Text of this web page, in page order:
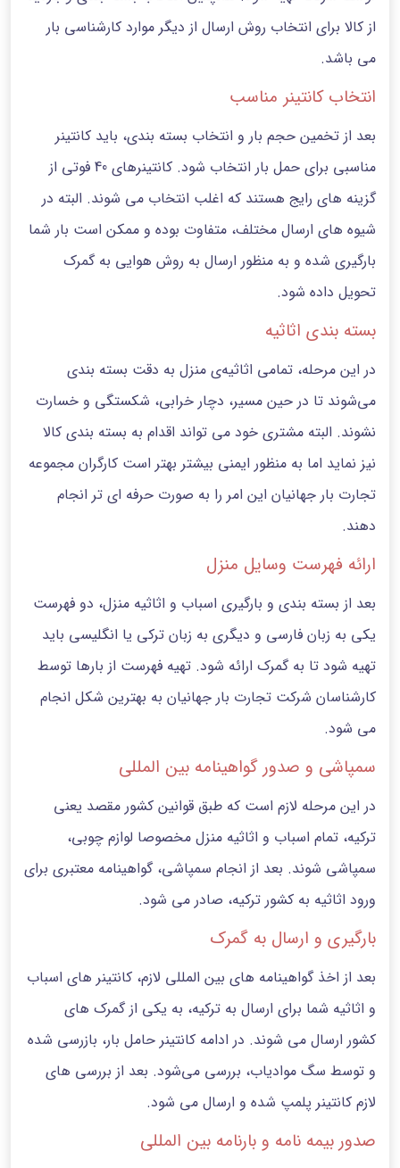
از کالا برای انتخاب روش ارسال از دیگر موارد کارشناسی بار
می باشد.
انتخاب کانتینر مناسب
بعد از تخمین حجم بار و انتخاب بسته بندی، باید کانتینر
مناسبی برای حمل بار انتخاب شود. کانتینرهای 40 فوتی از
گزینه های رایج هستند که اغلب انتخاب می شوند. البته در
شیوه های ارسال مختلف، متفاوت بوده و ممکن است بار شما
بارگیری شده و به منظور ارسال به روش هوایی به گمرک
تحویل داده شود.
بسته بندی اثاثیه
در این مرحله، تمامی اثاثیه‌ی منزل به دقت بسته بندی
می‌شوند تا در حین مسیر، دچار خرابی، شکستگی و خسارت
نشوند. البته مشتری خود می تواند اقدام به بسته بندی کالا
نیز نماید اما به منظور ایمنی بیشتر بهتر است کارگران مجموعه
تجارت بار جهانیان این امر را به صورت حرفه ای تر انجام
دهند.
ارائه فهرست وسایل منزل
بعد از بسته بندی و بارگیری اسباب و اثاثیه منزل، دو فهرست
یکی به زبان فارسی و دیگری به زبان ترکی یا انگلیسی باید
تهیه شود تا به گمرک ارائه شود. تهیه فهرست از بارها توسط
کارشناسان شرکت تجارت بار جهانیان به بهترین شکل انجام
می شود.
سمپاشی و صدور گواهینامه بین المللی
در این مرحله لازم است که طبق قوانین کشور مقصد یعنی
ترکیه، تمام اسباب و اثاثیه منزل مخصوصا لوازم چوبی،
سمپاشی شوند. بعد از انجام سمپاشی، گواهینامه معتبری برای
ورود اثاثیه به کشور ترکیه، صادر می شود.
بارگیری و ارسال به گمرک
بعد از اخذ گواهینامه های بین المللی لازم، کانتینر های اسباب
و اثاثیه شما برای ارسال به ترکیه، به یکی از گمرک های
کشور ارسال می شوند. در ادامه کانتینر حامل بار، بازرسی شده
و توسط سگ موادیاب، بررسی می‌شود. بعد از بررسی های
لازم کانتینر پلمپ شده و ارسال می شود.
صدور بیمه نامه و بارنامه بین المللی